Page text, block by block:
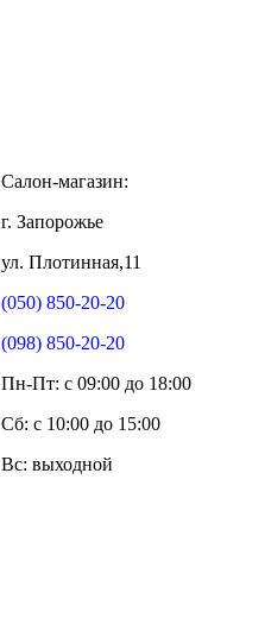
Салон-магазин:
г. Запорожье
ул. Плотинная,11
(050) 850-20-20
(098) 850-20-20
Пн-Пт: c 09:00 до 18:00
Сб: c 10:00 до 15:00
Вс: выходной